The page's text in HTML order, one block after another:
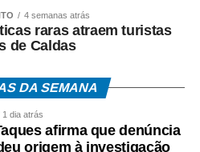
4 semanas atrás
raras atraem turistas
de Caldas
DA SEMANA
1 dia atrás
afirma que denúncia
origem à investigação